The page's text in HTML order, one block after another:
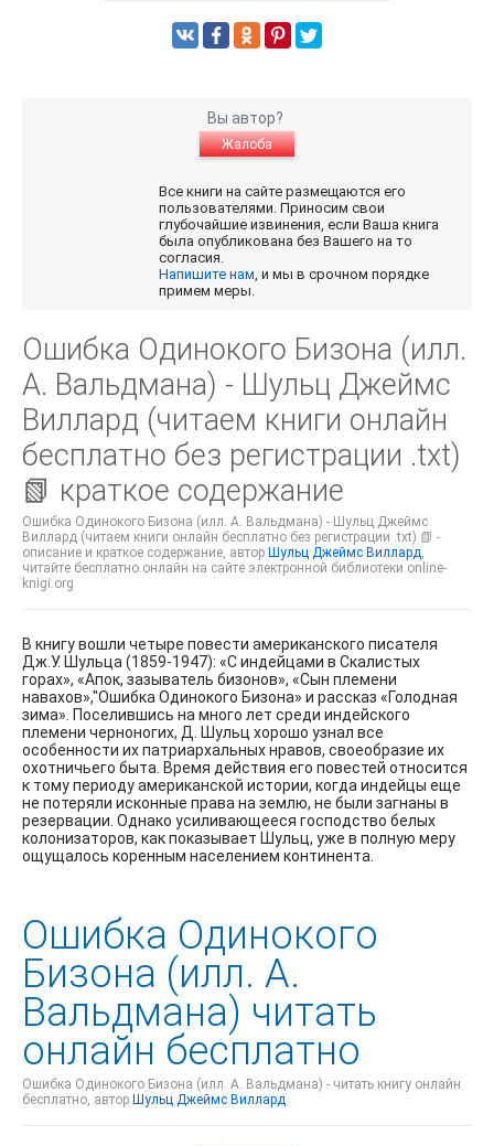
Вы автор?
Жалоба
Все книги на сайте размещаются его
пользователями. Приносим свои
глубочайшие извинения, если Ваша книга
была опубликована без Вашего на то
согласия.
Напишите нам, и мы в срочном порядке
примем меры.
Ошибка Одинокого Бизона (илл.
А. Вальдмана) - Шульц Джеймс
Виллард (читаем книги онлайн
бесплатно без регистрации .txt)
📗 краткое содержание
Ошибка Одинокого Бизона (илл. А. Вальдмана) - Шульц Джеймс
Виллард (читаем книги онлайн бесплатно без регистрации .txt) 📗 -
описание и краткое содержание, автор Шульц Джеймс Виллард,
читайте бесплатно онлайн на сайте электронной библиотеки online-
knigi.org
В книгу вошли четыре повести американского писателя
Дж.У. Шульца (1859-1947): «С индейцами в Скалистых
горах», «Апок, зазыватель бизонов», «Сын племени
навахов»,"Ошибка Одинокого Бизона» и рассказ «Голодная
зима». Поселившись на много лет среди индейского
племени черноногих, Д. Шульц хорошо узнал все
особенности их патриархальных нравов, своеобразие их
охотничьего быта. Время действия его повестей относится
к тому периоду американской истории, когда индейцы еще
не потеряли исконные права на землю, не были загнаны в
резервации. Однако усиливающееся господство белых
колонизаторов, как показывает Шульц, уже в полную меру
ощущалось коренным населением континента.
Ошибка Одинокого
Бизона (илл. А.
Вальдмана) читать
онлайн бесплатно
Ошибка Одинокого Бизона (илл. А. Вальдмана) - читать книгу онлайн
бесплатно, автор Шульц Джеймс Виллард